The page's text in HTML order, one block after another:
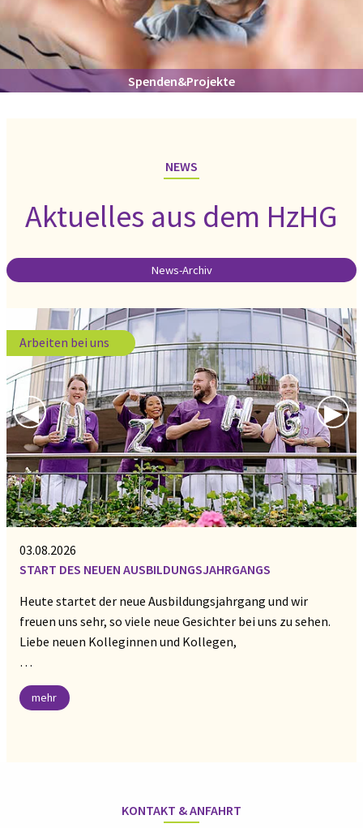
Spenden&Projekte
NEWS
Aktuelles aus dem HzHG
News-Archiv
Previous Slide
◀︎ ▶︎
Arbeiten bei uns
03.08.2026
START DES NEUEN AUSBILDUNGSJAHRGANGS
Heute startet der neue Ausbildungsjahrgang und wir
freuen uns sehr, so viele neue Gesichter bei uns zu sehen.
Liebe neuen Kolleginnen und Kollegen,
…
mehr
KONTAKT & ANFAHRT